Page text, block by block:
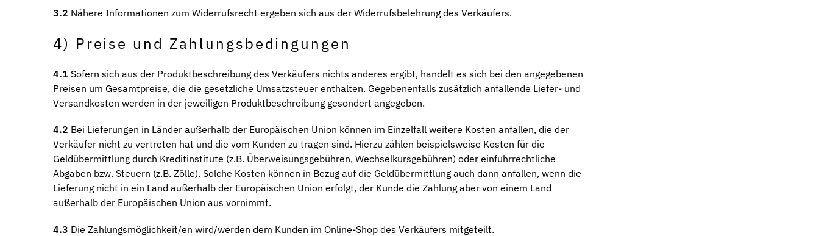
3.2 Nähere Informationen zum Widerrufsrecht ergeben sich aus der Widerrufsbelehrung des Verkäufers.
4) Preise und Zahlungsbedingungen
4.1 Sofern sich aus der Produktbeschreibung des Verkäufers nichts anderes ergibt, handelt es sich bei den angegebenen
Preisen um Gesamtpreise, die die gesetzliche Umsatzsteuer enthalten. Gegebenenfalls zusätzlich anfallende Liefer- und
Versandkosten werden in der jeweiligen Produktbeschreibung gesondert angegeben.
4.2 Bei Lieferungen in Länder außerhalb der Europäischen Union können im Einzelfall weitere Kosten anfallen, die der
Verkäufer nicht zu vertreten hat und die vom Kunden zu tragen sind. Hierzu zählen beispielsweise Kosten für die
Geldübermittlung durch Kreditinstitute (z.B. Überweisungsgebühren, Wechselkursgebühren) oder einfuhrrechtliche
Abgaben bzw. Steuern (z.B. Zölle). Solche Kosten können in Bezug auf die Geldübermittlung auch dann anfallen, wenn die
Lieferung nicht in ein Land außerhalb der Europäischen Union erfolgt, der Kunde die Zahlung aber von einem Land
außerhalb der Europäischen Union aus vornimmt.
4.3 Die Zahlungsmöglichkeit/en wird/werden dem Kunden im Online-Shop des Verkäufers mitgeteilt.